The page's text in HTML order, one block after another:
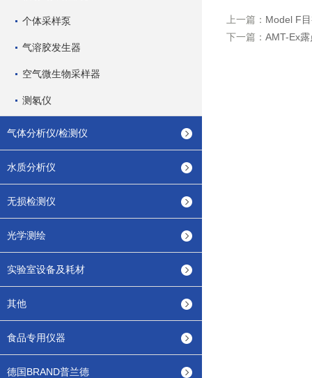
个体采样泵
气溶胶发生器
空气微生物采样器
测氡仪
气体分析仪/检测仪
水质分析仪
无损检测仪
光学测绘
实验室设备及耗材
其他
食品专用仪器
德国BRAND普兰德
上一篇： Model F
下一篇： AMT-Ex